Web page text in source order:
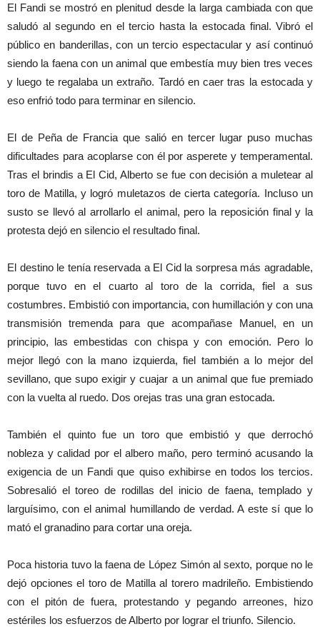
El Fandi se mostró en plenitud desde la larga cambiada con que
saludó al segundo en el tercio hasta la estocada final. Vibró el
público en banderillas, con un tercio espectacular y así continuó
siendo la faena con un animal que embestía muy bien tres veces
y luego te regalaba un extraño. Tardó en caer tras la estocada y
eso enfrió todo para terminar en silencio.
El de Peña de Francia que salió en tercer lugar puso muchas
dificultades para acoplarse con él por asperete y temperamental.
Tras el brindis a El Cid, Alberto se fue con decisión a muletear al
toro de Matilla, y logró muletazos de cierta categoría. Incluso un
susto se llevó al arrollarlo el animal, pero la reposición final y la
protesta dejó en silencio el resultado final.
El destino le tenía reservada a El Cid la sorpresa más agradable,
porque tuvo en el cuarto al toro de la corrida, fiel a sus
costumbres. Embistió con importancia, con humillación y con una
transmisión tremenda para que acompañase Manuel, en un
principio, las embestidas con chispa y con emoción. Pero lo
mejor llegó con la mano izquierda, fiel también a lo mejor del
sevillano, que supo exigir y cuajar a un animal que fue premiado
con la vuelta al ruedo. Dos orejas tras una gran estocada.
También el quinto fue un toro que embistió y que derrochó
nobleza y calidad por el albero maño, pero terminó acusando la
exigencia de un Fandi que quiso exhibirse en todos los tercios.
Sobresalió el toreo de rodillas del inicio de faena, templado y
larguísimo, con el animal humillando de verdad. A este sí que lo
mató el granadino para cortar una oreja.
Poca historia tuvo la faena de López Simón al sexto, porque no le
dejó opciones el toro de Matilla al torero madrileño. Embistiendo
con el pitón de fuera, protestando y pegando arreones, hizo
estériles los esfuerzos de Alberto por lograr el triunfo. Silencio.